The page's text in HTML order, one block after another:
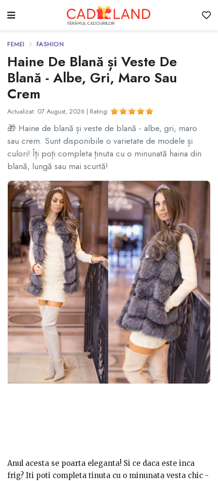
FEMEI FASHION
Haine De Blană și Veste De
Blană - Albe, Gri, Maro Sau
Crem
Actualizat: 07 August, 2026 | Rating:
🎁 Haine de blană și veste de blană - albe, gri, maro
sau crem. Sunt disponibile o varietate de modele și
culori! Îți poți completa ținuta cu o minunată haina din
blană, lungă sau mai scurtă!
Anul acesta se poarta eleganta! Si ce daca este inca
frig? Iti poti completa tinuta cu o minunata vesta chic -